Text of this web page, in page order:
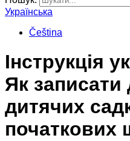
Українська
Čeština
Інструкція
Як записати
дитячих
початкових